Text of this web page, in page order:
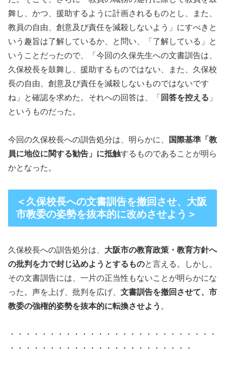
舞し、かつ、援助するように計画されるものとし、また、
教員の自由、創意及び責任を減殺しないよう」にすべきと
いう趣旨は了解しているか、と問い、「了解している」と
いうことだったので、「今回の久保先生への文書訓告は、
久保校長を鼓舞し、援助するものではない、また、久保校
長の自由、創意及び責任を減殺しないものではないです
ね」と確認を求めた。それへの回答は、「 回答を控える 」
というものだった。
今回の久保校長への訓告処分は、明らかに、
国際基準「教
員に地位に関する勧告」に抵触するものであることが明ら
かとなった。
＜久保校長への文書訓告を撤回させ、大阪
市教委の姿勢を抜本的に改めさせよう＞
久保校長への訓告処分は、 大阪市の教育政策・教育方針へ
の批判を力で封じ込めようとするものと言える。しかし、
その文書訓告には、一片の正当性もないことが明らかにな
った。声を上げ、批判を広げ、 文書訓告を撤回させて、市
教委の強権的姿勢を抜本的に転換させよう 。
・・・・・・・・・・・・・・・・・・・・・・・・・・
・・・・・・・・・・・・・・・・・・・・・・・